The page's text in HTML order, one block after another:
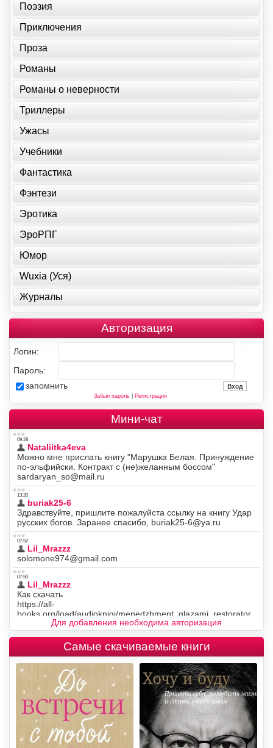
Поэзия
Приключения
Проза
Романы
Романы о неверности
Триллеры
Ужасы
Учебники
Фантастика
Фэнтези
Эротика
ЭроРПГ
Юмор
Wuxia (Уся)
Журналы
Авторизация
Логин:
Пароль:
запомнить
Забыл пароль| Регистрация
Мини-чат
Для добавления необходима авторизация
Самые скачиваемые книги